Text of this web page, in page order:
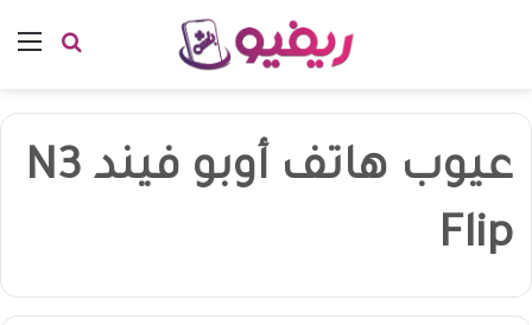
بحث
عيوب هاتف أوبو فيند N3
Flip